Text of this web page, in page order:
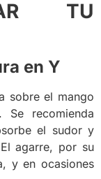
TU
en Y
sobre el mango
recomienda
el sudor y
agarre, por su
y en ocasiones